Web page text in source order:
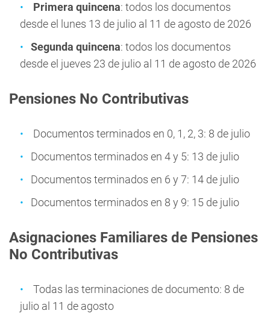
Primera quincena: todos los documentos
desde el lunes 13 de julio al 11 de agosto de 2026
Segunda quincena: todos los documentos
desde el jueves 23 de julio al 11 de agosto de 2026
Pensiones No Contributivas
Documentos terminados en 0, 1, 2, 3: 8 de julio
Documentos terminados en 4 y 5: 13 de julio
Documentos terminados en 6 y 7: 14 de julio
Documentos terminados en 8 y 9: 15 de julio
Asignaciones Familiares de Pensiones
No Contributivas
Todas las terminaciones de documento: 8 de
julio al 11 de agosto